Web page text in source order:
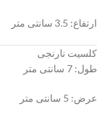
ارتفاع: 3.5 سانتی متر
کلسیت نارنجی
طول: 7 سانتی متر
عرض: 5 سانتی متر